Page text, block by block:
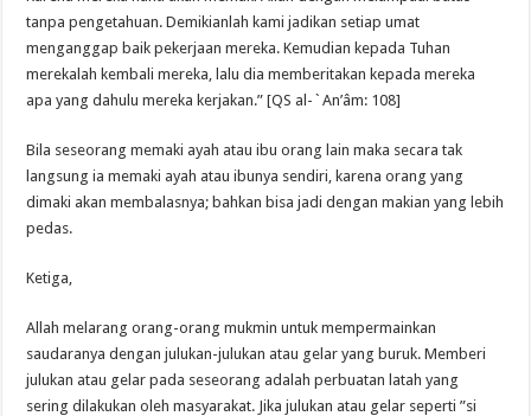
tanpa pengetahuan. Demikianlah kami jadikan setiap umat
menganggap baik pekerjaan mereka. Kemudian kepada Tuhan
merekalah kembali mereka, lalu dia memberitakan kepada mereka
apa yang dahulu mereka kerjakan.” [QS al-`An’âm: 108]
Bila seseorang memaki ayah atau ibu orang lain maka secara tak
langsung ia memaki ayah atau ibunya sendiri, karena orang yang
dimaki akan membalasnya; bahkan bisa jadi dengan makian yang lebih
pedas.
Ketiga,
Allah melarang orang-orang mukmin untuk mempermainkan
saudaranya dengan julukan-julukan atau gelar yang buruk. Memberi
julukan atau gelar pada seseorang adalah perbuatan latah yang
sering dilakukan oleh masyarakat. Jika julukan atau gelar seperti ”si